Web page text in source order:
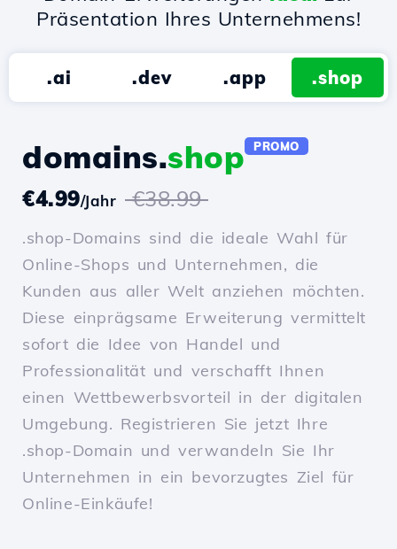
Präsentation Ihres Unternehmens!
.ai .dev .app .shop
domains.shop PROMO
€4.99/Jahr €38.99
.shop-Domains sind die ideale Wahl für
Online-Shops und Unternehmen, die
Kunden aus aller Welt anziehen möchten.
Diese einprägsame Erweiterung vermittelt
sofort die Idee von Handel und
Professionalität und verschafft Ihnen
einen Wettbewerbsvorteil in der digitalen
Umgebung. Registrieren Sie jetzt Ihre
.shop-Domain und verwandeln Sie Ihr
Unternehmen in ein bevorzugtes Ziel für
Online-Einkäufe!